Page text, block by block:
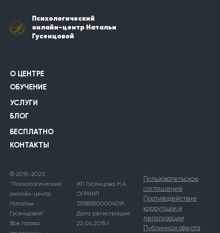
Психологический
онлайн-центр Натальи
Гусенцовой
О ЦЕНТРЕ
ОБУЧЕНИЕ
УСЛУГИ
БЛОГ
БЕСПЛАТНО
КОНТАКТЫ
© 2015-2023
"Психологический
онлайн-центр
Натальи
Гусенцовой"
Все права
ИП Гусенцова Н.А.
ОГРНИП
315583500004091
Дата регистрации:
22.06.2015 г.
Пользовательское
соглашение
Противодействие
коррупции и
легализации
Публичная оферта